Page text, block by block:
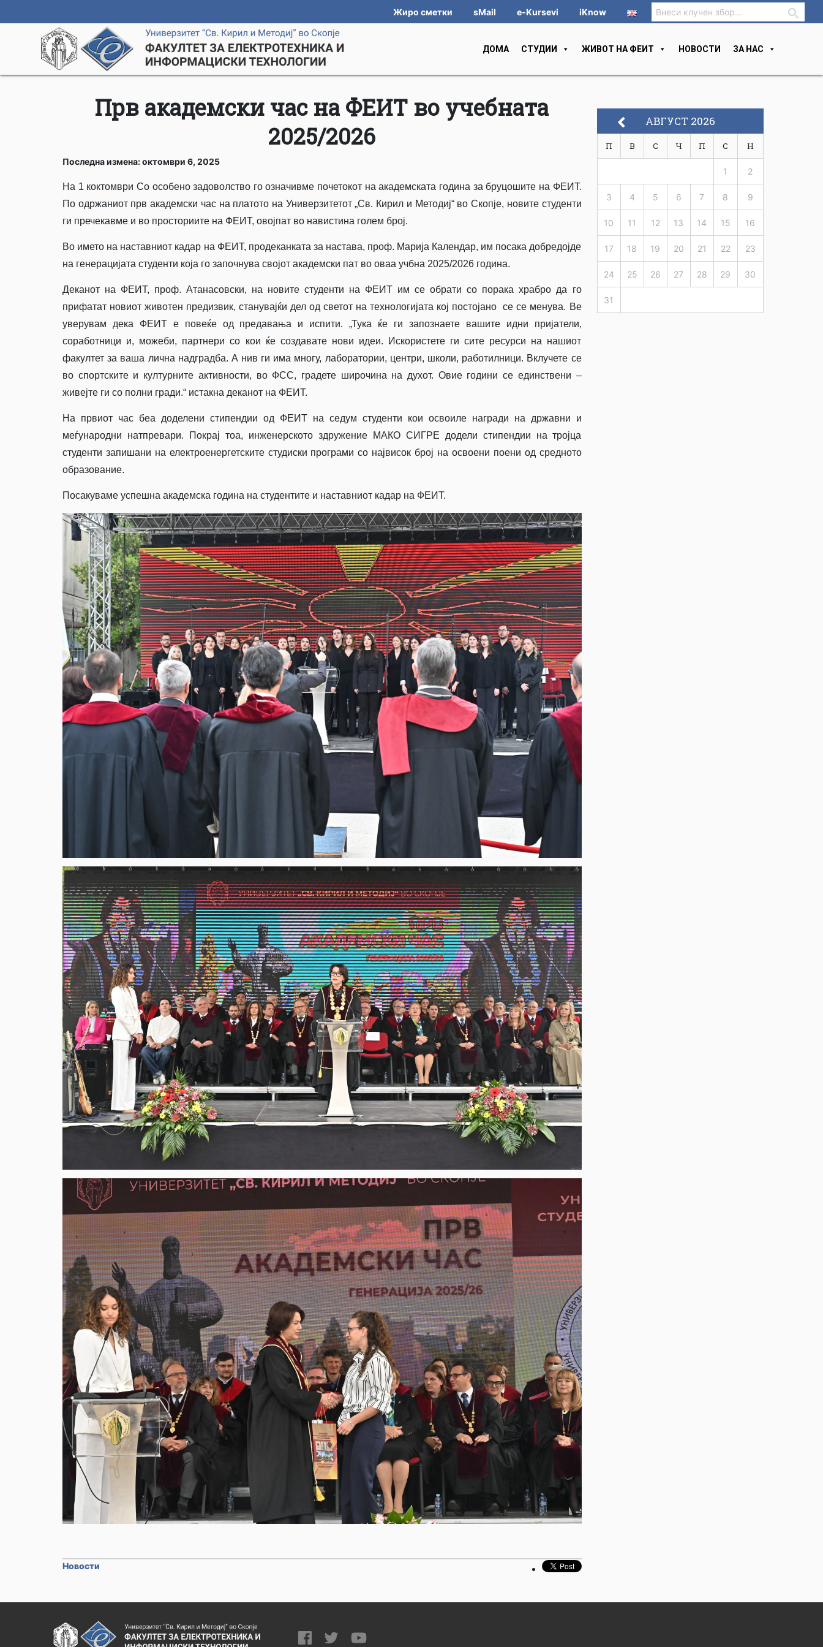
Жиро сметки sMail e-Kursevi iKnow
ДОМА СТУДИИ ЖИВОТ НА ФЕИТ НОВОСТИ ЗА НАС
Прв академски час на ФЕИТ во учебната
2025/2026
Последна измена: октомври 6, 2025
На 1 коктомври Со особено задоволство го означивме почетокот на академската година за бруцошите на ФЕИТ.
По одржаниот прв академски час на платото на Универзитетот „Св. Кирил и Методиј“ во Скопје, новите студенти
ги пречекавме и во просториите на ФЕИТ, овојпат во навистина голем број.
Во името на наставниот кадар на ФЕИТ, продеканката за настава, проф. Марија Календар, им посака добредојде
на генерацијата студенти која го започнува својот академски пат во оваа учбна 2025/2026 година.
Деканот на ФЕИТ, проф. Атанасовски, на новите студенти на ФЕИТ им се обрати со порака храбро да го
прифатат новиот животен предизвик, станувајќи дел од светот на технологијата кој постојано се се менува. Ве
уверувам дека ФЕИТ е повеќе од предавања и испити. „Тука ќе ги запознаете вашите идни пријатели,
соработници и, можеби, партнери со кои ќе создавате нови идеи. Искористете ги сите ресурси на нашиот
факултет за ваша лична надградба. А нив ги има многу, лаборатории, центри, школи, работилници. Вклучете се
во спортските и културните активности, во ФСС, градете широчина на духот. Овие години се единствени –
живејте ги со полни гради.“ истакна деканот на ФЕИТ.
На првиот час беа доделени стипендии од ФЕИТ на седум студенти кои освоиле награди на државни и
меѓународни натпревари. Покрај тоа, инженерското здружение МАКО СИГРЕ додели стипендии на тројца
студенти запишани на електроенергетските студиски програми со највисок број на освоени поени од средното
образование.
Посакуваме успешна академска година на студентите и наставниот кадар на ФЕИТ.
Новости
АВГУСТ 2026
П В С Ч П С Н
1 2
3 4 5 6 7 8 9
10 11 12 13 14 15 16
17 18 19 20 21 22 23
24 25 26 27 28 29 30
31